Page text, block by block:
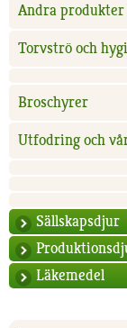
Andra produkter
Torvströ och
Broschyrer
Utfodring och
Sällskapsdjur
Läkemedel